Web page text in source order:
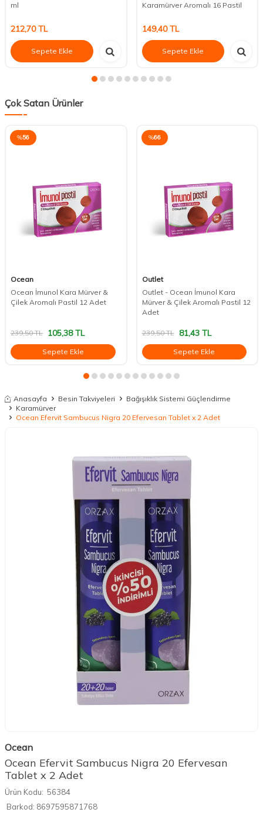
ml
212,70TL
Sepete Ekle
Karamürver Aromalı 16 Pastil
149,40TL
Sepete Ekle
Çok Satan Ürünler
%56
Ocean
Ocean İmunol Kara Mürver &
Çilek Aromalı Pastil 12 Adet
239,50TL 105,38TL
Sepete Ekle
%66
Outlet
Outlet - Ocean İmunol Kara
Mürver & Çilek Aromalı Pastil 12
Adet
239,50TL 81,43TL
Sepete Ekle
Anasayfa Besin Takviyeleri
Bağışıklık Sistemi Güçlendirme
Karamürver
Ocean Efervit Sambucus Nigra 20 Efervesan Tablet x 2 Adet
Ocean
Ocean Efervit Sambucus Nigra 20 Efervesan
Tablet x 2 Adet
Ürün Kodu: 56384
Barkod: 8697595871768